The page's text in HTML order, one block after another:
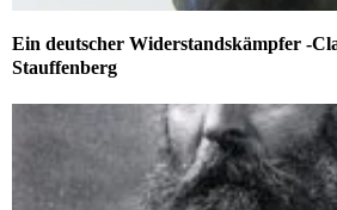
Ein deutscher Widerstandskämpfer -
Stauffenberg